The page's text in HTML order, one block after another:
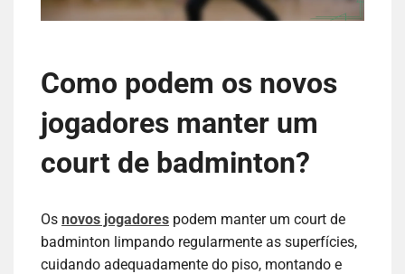
Como podem os novos
jogadores manter um
court de badminton?
Os novos jogadores podem manter um court de
badminton limpando regularmente as superfícies,
cuidando adequadamente do piso, montando e